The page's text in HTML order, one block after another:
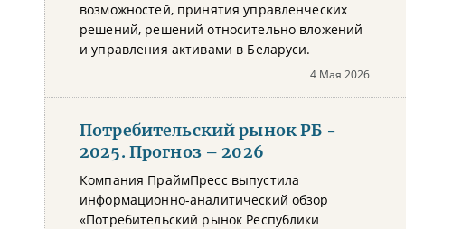
возможностей, принятия управленческих
решений, решений относительно вложений
и управления активами в Беларуси.
4 Мая 2026
Потребительский рынок РБ -
2025. Прогноз – 2026
Компания ПраймПресс выпустила
информационно-аналитический обзор
«Потребительский рынок Республики